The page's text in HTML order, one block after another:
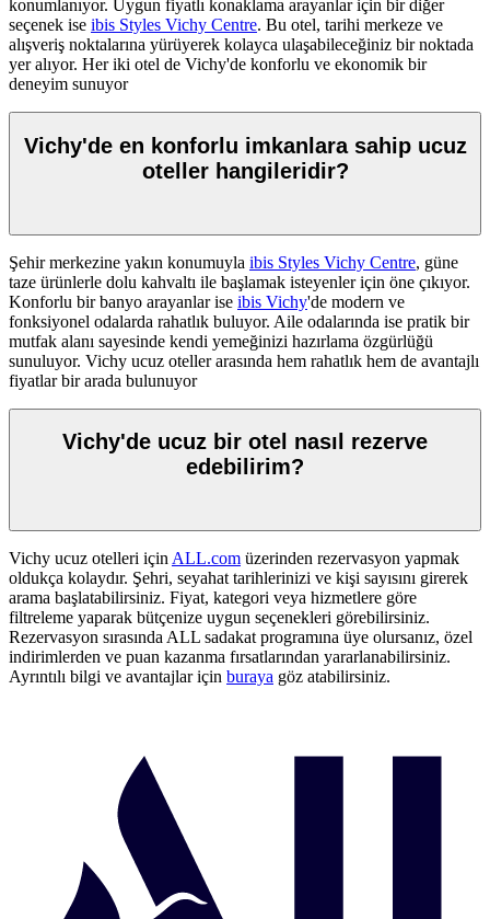
konumlanıyor. Uygun fiyatlı konaklama arayanlar için bir diğer
seçenek ise ibis Styles Vichy Centre. Bu otel, tarihi merkeze ve
alışveriş noktalarına yürüyerek kolayca ulaşabileceğiniz bir noktada
yer alıyor. Her iki otel de Vichy'de konforlu ve ekonomik bir
deneyim sunuyor
Vichy'de en konforlu imkanlara sahip ucuz
oteller hangileridir?
Şehir merkezine yakın konumuyla ibis Styles Vichy Centre, güne
taze ürünlerle dolu kahvaltı ile başlamak isteyenler için öne çıkıyor.
Konforlu bir banyo arayanlar ise ibis Vichy'de modern ve
fonksiyonel odalarda rahatlık buluyor. Aile odalarında ise pratik bir
mutfak alanı sayesinde kendi yemeğinizi hazırlama özgürlüğü
sunuluyor. Vichy ucuz oteller arasında hem rahatlık hem de avantajlı
fiyatlar bir arada bulunuyor
Vichy'de ucuz bir otel nasıl rezerve
edebilirim?
Vichy ucuz otelleri için ALL.com üzerinden rezervasyon yapmak
oldukça kolaydır. Şehri, seyahat tarihlerinizi ve kişi sayısını girerek
arama başlatabilirsiniz. Fiyat, kategori veya hizmetlere göre
filtreleme yaparak bütçenize uygun seçenekleri görebilirsiniz.
Rezervasyon sırasında ALL sadakat programına üye olursanız, özel
indirimlerden ve puan kazanma fırsatlarından yararlanabilirsiniz.
Ayrıntılı bilgi ve avantajlar için buraya göz atabilirsiniz.